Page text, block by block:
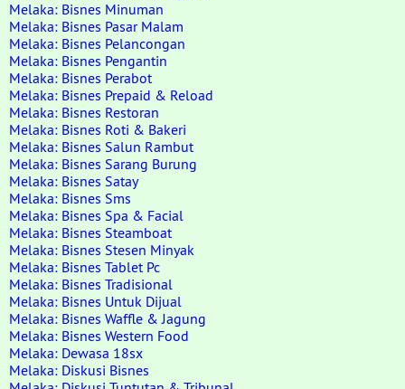
Melaka: Bisnes Minuman
Melaka: Bisnes Pasar Malam
Melaka: Bisnes Pelancongan
Melaka: Bisnes Pengantin
Melaka: Bisnes Perabot
Melaka: Bisnes Prepaid & Reload
Melaka: Bisnes Restoran
Melaka: Bisnes Roti & Bakeri
Melaka: Bisnes Salun Rambut
Melaka: Bisnes Sarang Burung
Melaka: Bisnes Satay
Melaka: Bisnes Sms
Melaka: Bisnes Spa & Facial
Melaka: Bisnes Steamboat
Melaka: Bisnes Stesen Minyak
Melaka: Bisnes Tablet Pc
Melaka: Bisnes Tradisional
Melaka: Bisnes Untuk Dijual
Melaka: Bisnes Waffle & Jagung
Melaka: Bisnes Western Food
Melaka: Dewasa 18sx
Melaka: Diskusi Bisnes